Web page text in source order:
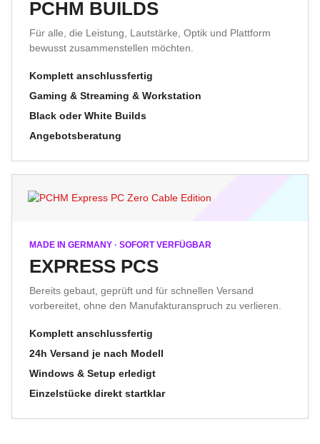
PCHM BUILDS
Für alle, die Leistung, Lautstärke, Optik und Plattform
bewusst zusammenstellen möchten.
Komplett anschlussfertig
Gaming & Streaming & Workstation
Black oder White Builds
Angebotsberatung
MADE IN GERMANY · SOFORT VERFÜGBAR
EXPRESS PCS
Bereits gebaut, geprüft und für schnellen Versand
vorbereitet, ohne den Manufakturanspruch zu verlieren.
Komplett anschlussfertig
24h Versand je nach Modell
Windows & Setup erledigt
Einzelstücke direkt startklar